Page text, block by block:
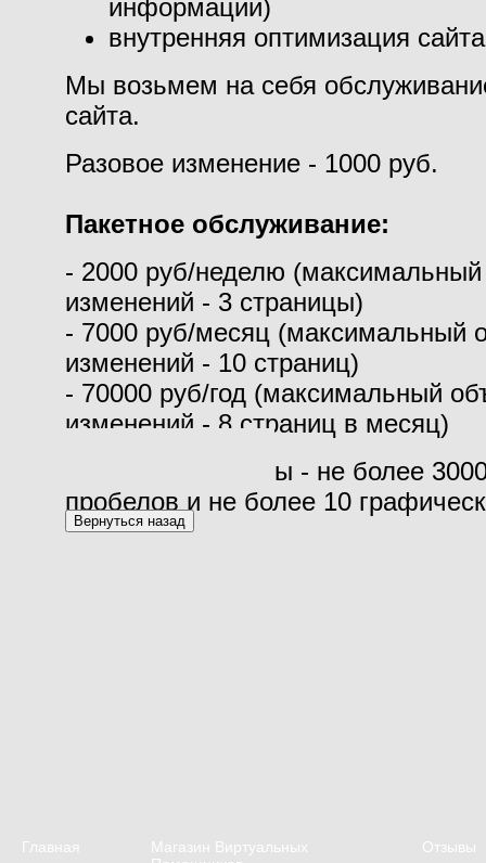
информации)
внутренняя оптимизация сайта
Мы возьмем на себя
сайта.
Разовое изменение - 1000 руб.
Пакетное обслуживание:
- 2000 руб/неделю
изменений - 3 страницы)
- 7000 руб/месяц (максимальный
изменений - 10 страниц)
- 70000 руб/год (максимальный
изменений - 8 страниц в месяц)
Объем 1 страницы - не более
пробелов и не более 10
Главная
Магазин Виртуальных
Отзывы